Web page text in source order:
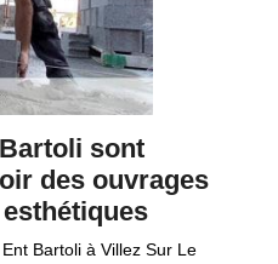
sont
des ouvrages
Bartoli à Villez Sur Le